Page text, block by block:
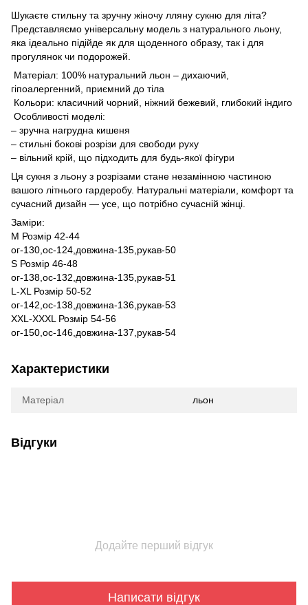
Шукаєте стильну та зручну жіночу лляну сукню для літа?
Представляємо універсальну модель з натурального льону,
яка ідеально підійде як для щоденного образу, так і для
прогулянок чи подорожей.
Матеріал: 100% натуральний льон – дихаючий,
гіпоалергенний, приємний до тіла
Кольори: класичний чорний, ніжний бежевий, глибокий індиго
Особливості моделі:
– зручна нагрудна кишеня
– стильні бокові розрізи для свободи руху
– вільний крій, що підходить для будь-якої фігури
Ця сукня з льону з розрізами стане незамінною частиною
вашого літнього гардеробу. Натуральні матеріали, комфорт та
сучасний дизайн — усе, що потрібно сучасній жінці.
Заміри:
M Розмір 42-44
ог-130,ос-124,довжина-135,рукав-50
S Розмір 46-48
ог-138,ос-132,довжина-135,рукав-51
L-XL Розмір 50-52
ог-142,ос-138,довжина-136,рукав-53
XXL-XXXL Розмір 54-56
ог-150,ос-146,довжина-137,рукав-54
Характеристики
Матеріал льон
Відгуки
Додайте перший відгук
Написати відгук